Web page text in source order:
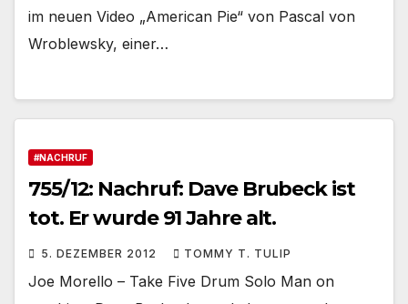
im neuen Video „American Pie“ von Pascal von
Wroblewsky, einer…
#NACHRUF
755/12: Nachruf: Dave Brubeck ist
tot. Er wurde 91 Jahre alt.
5. DEZEMBER 2012 TOMMY T. TULIP
Joe Morello – Take Five Drum Solo Man on